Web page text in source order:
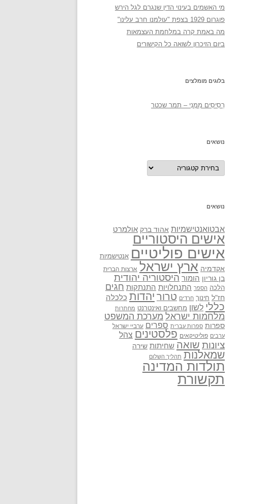
מי האשמים בעינוי הדין שנגרם לגל הירש
פוגרום 1929 בצפת "עולמנו חרב עלינו"
מה באמת קרה במלחמת העצמאות
ביום הזיכרון לשואה כל הקישורים
בלוגים מומלצים
רְסִיסִים מִמֶנִי – תמר שכטר
נושאים
נושאים
נושאים
אבטואנטישמיות אהוד ברק אולמרט
אישים היסטוריים
אישים פוליטיים אנטישמיות
אקדמיה ארץ ישראל ארצות הברית
בן גוריון הומור היסטוריה יהודית
הלכה הספר התנחלויות התנתקות חגים
חז"ל חינוך חרדים טרור יהדות כלכלה
כללי לשון מחשבים ואינטרנט מחתרות
מלחמות ישראל מערכת המשפט
ספרות ספרות עברית ספרים ערביי ישראל
ערבים פוליטיקאים פלסטינים צהל
ציונות שואה שחיתות שירה
שמאלנות תהליך השלום
תולדות המדינה
תקשורת